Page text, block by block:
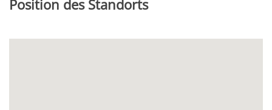
Position des Standorts